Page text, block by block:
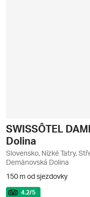
SWISSÔTEL
Dolina
Slovensko, Nízké Tatry,
Demänovská Dolina
150 m od sjezdovky
4.2/5